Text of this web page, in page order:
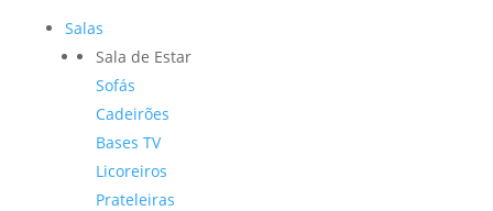
Salas
Sala de Estar
Sofás
Cadeirões
Bases TV
Licoreiros
Prateleiras